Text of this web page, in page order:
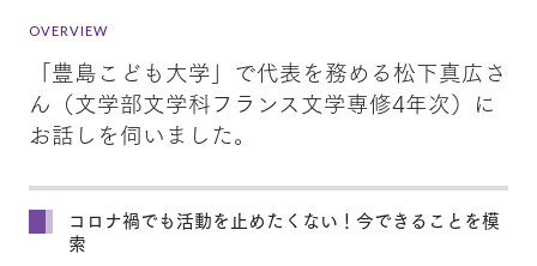
OVERVIEW
「豊島こども大学」で代表を務める松下真広さ
ん（文学部文学科フランス文学専修4年次）に
お話しを伺いました。
コロナ禍でも活動を止めたくない！今できることを模
索